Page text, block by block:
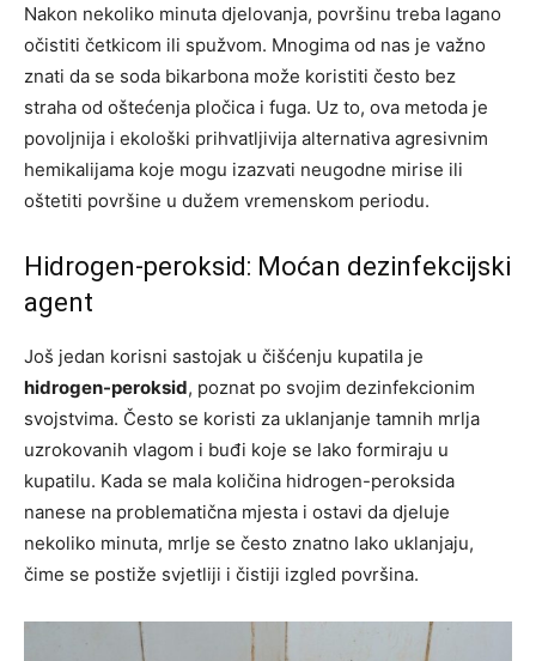
Nakon nekoliko minuta djelovanja, površinu treba lagano
očistiti četkicom ili spužvom. Mnogima od nas je važno
znati da se soda bikarbona može koristiti često bez
straha od oštećenja pločica i fuga. Uz to, ova metoda je
povoljnija i ekološki prihvatljivija alternativa agresivnim
hemikalijama koje mogu izazvati neugodne mirise ili
oštetiti površine u dužem vremenskom periodu.
Hidrogen-peroksid: Moćan dezinfekcijski
agent
Još jedan korisni sastojak u čišćenju kupatila je
hidrogen-peroksid, poznat po svojim dezinfekcionim
svojstvima. Često se koristi za uklanjanje tamnih mrlja
uzrokovanih vlagom i buđi koje se lako formiraju u
kupatilu. Kada se mala količina hidrogen-peroksida
nanese na problematična mjesta i ostavi da djeluje
nekoliko minuta, mrlje se često znatno lako uklanjaju,
čime se postiže svjetliji i čistiji izgled površina.